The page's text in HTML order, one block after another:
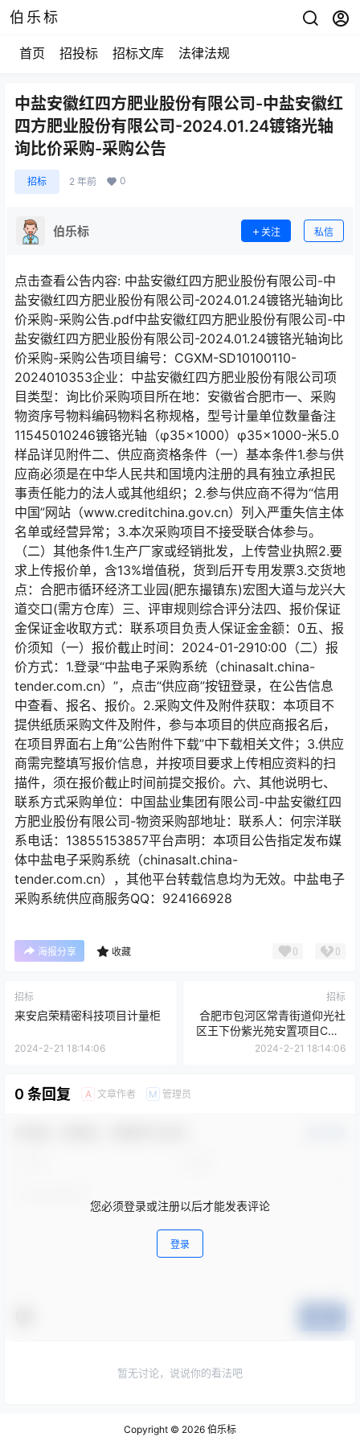
伯乐标
首页 招投标 招标文库 法律法规
中盐安徽红四方肥业股份有限公司-中盐安徽红
四方肥业股份有限公司-2024.01.24镀铬光轴
询比价采购-采购公告
招标 2 年前 0
伯乐标 关注 私信
点击查看公告内容: 中盐安徽红四方肥业股份有限公司-中
盐安徽红四方肥业股份有限公司-2024.01.24镀铬光轴询比
价采购-采购公告.pdf中盐安徽红四方肥业股份有限公司-中
盐安徽红四方肥业股份有限公司-2024.01.24镀铬光轴询比
价采购-采购公告项目编号：CGXM-SD10100110-
2024010353企业：中盐安徽红四方肥业股份有限公司项
目类型：询比价采购项目所在地：安徽省合肥市一、采购
物资序号物料编码物料名称规格，型号计量单位数量备注
11545010246镀铬光轴（φ35×1000）φ35×1000-米5.0
样品详见附件二、供应商资格条件（一）基本条件1.参与供
应商必须是在中华人民共和国境内注册的具有独立承担民
事责任能力的法人或其他组织；2.参与供应商不得为“信用
中国”网站（www.creditchina.gov.cn）列入严重失信主体
名单或经营异常；3.本次采购项目不接受联合体参与。
（二）其他条件1.生产厂家或经销批发，上传营业执照2.要
求上传报价单，含13%增值税，货到后开专用发票3.交货地
点：合肥市循环经济工业园(肥东撮镇东)宏图大道与龙兴大
道交口(需方仓库）三、评审规则综合评分法四、报价保证
金保证金收取方式：联系项目负责人保证金金额：0五、报
价须知（一）报价截止时间：2024-01-2910:00（二）报
价方式：1.登录“中盐电子采购系统（chinasalt.china-
tender.com.cn）”，点击“供应商”按钮登录，在公告信息
中查看、报名、报价。2.采购文件及附件获取：本项目不
提供纸质采购文件及附件，参与本项目的供应商报名后，
在项目界面右上角“公告附件下载”中下载相关文件；3.供应
商需完整填写报价信息，并按项目要求上传相应资料的扫
描件，须在报价截止时间前提交报价。六、其他说明七、
联系方式采购单位：中国盐业集团有限公司-中盐安徽红四
方肥业股份有限公司-物资采购部地址：联系人：何宗洋联
系电话：13855153857平台声明：本项目公告指定发布媒
体中盐电子采购系统（chinasalt.china-
tender.com.cn），其他平台转载信息均为无效。中盐电子
采购系统供应商服务QQ：924166928
海报分享 收藏 0 0
招标
来安启荣精密科技项目计量柜
2024-2-21 18:14:06
招标
合肥市包河区常青街道仰光社
区王下份紫光苑安置项目C、E
组团及晨光南苑安置项目物业
2024-2-21 18:14:06
0 条回复 A 文章作者 M 管理员
您必须登录或注册以后才能发表评论
登录
暂无讨论，说说你的看法吧
Copyright © 2026 伯乐标